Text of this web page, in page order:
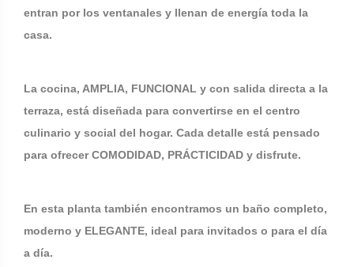
entran por los ventanales y llenan de energía toda la
casa.
La cocina, AMPLIA, FUNCIONAL y con salida directa a la
terraza, está diseñada para convertirse en el centro
culinario y social del hogar. Cada detalle está pensado
para ofrecer COMODIDAD, PRÁCTICIDAD y disfrute.
En esta planta también encontramos un baño completo,
moderno y ELEGANTE, ideal para invitados o para el día
a día.